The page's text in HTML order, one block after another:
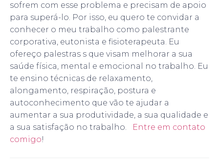
sofrem com esse problema e precisam de apoio
para superá-lo. Por isso, eu quero te convidar a
conhecer o meu trabalho como palestrante
corporativa, eutonista e fisioterapeuta. Eu
ofereço palestras s que visam melhorar a sua
saúde física, mental e emocional no trabalho. Eu
te ensino técnicas de relaxamento,
alongamento, respiração, postura e
autoconhecimento que vão te ajudar a
aumentar a sua produtividade, a sua qualidade e
a sua satisfação no trabalho.
Entre em contato
comigo!